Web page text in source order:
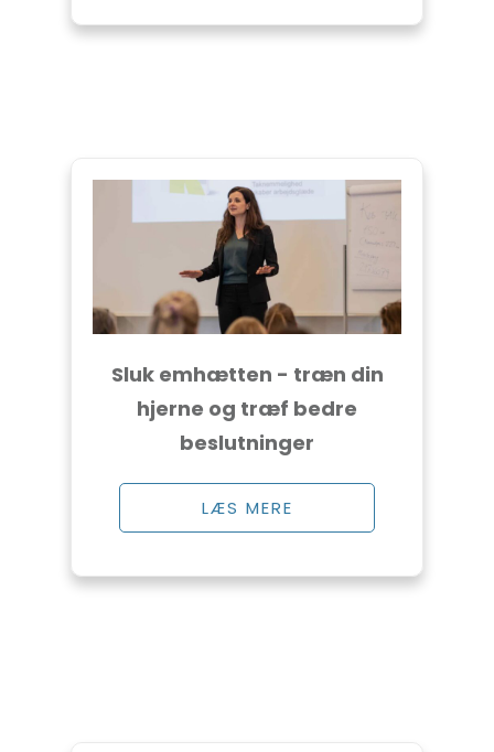
Sluk emhætten - træn din
hjerne og træf bedre
beslutninger
LÆS MERE